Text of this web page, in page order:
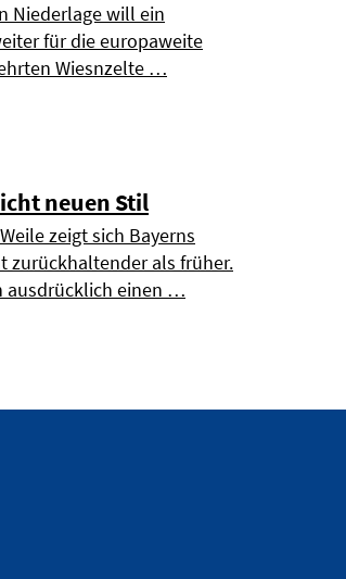
Niederlage will ein
für die europaweite
Wiesnzelte …
neuen Stil
zeigt sich Bayerns
zurückhaltender als früher.
ausdrücklich einen …